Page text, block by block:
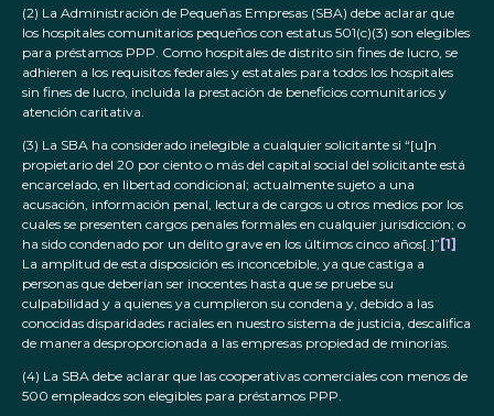
(2) La Administración de Pequeñas Empresas (SBA) debe aclarar que
los hospitales comunitarios pequeños con estatus 501(c)(3) son elegibles
para préstamos PPP. Como hospitales de distrito sin fines de lucro, se
adhieren a los requisitos federales y estatales para todos los hospitales
sin fines de lucro, incluida la prestación de beneficios comunitarios y
atención caritativa.
(3) La SBA ha considerado inelegible a cualquier solicitante si “[u]n
propietario del 20 por ciento o más del capital social del solicitante está
encarcelado, en libertad condicional; actualmente sujeto a una
acusación, información penal, lectura de cargos u otros medios por los
cuales se presenten cargos penales formales en cualquier jurisdicción; o
ha sido condenado por un delito grave en los últimos cinco años[.]” [1]
La amplitud de esta disposición es inconcebible, ya que castiga a
personas que deberían ser inocentes hasta que se pruebe su
culpabilidad y a quienes ya cumplieron su condena y, debido a las
conocidas disparidades raciales en nuestro sistema de justicia, descalifica
de manera desproporcionada a las empresas propiedad de minorías.
(4) La SBA debe aclarar que las cooperativas comerciales con menos de
500 empleados son elegibles para préstamos PPP.